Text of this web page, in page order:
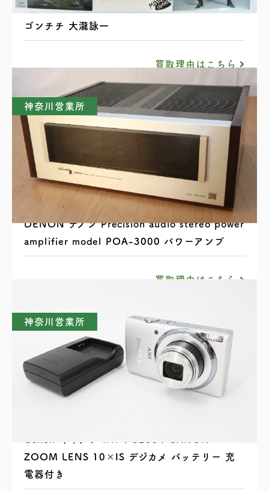
レコード まとめ 山下達郎 吉田美奈子 矢野顕子
ゴンチチ 大瀧詠一
買取理由はこちら
神奈川営業所
DENON デノン Precision audio stereo power
amplifier model POA-3000 パワーアンプ
買取理由はこちら
神奈川営業所
ZOOM LENS 10×IS デジカメ バッテリー 充
電器付き